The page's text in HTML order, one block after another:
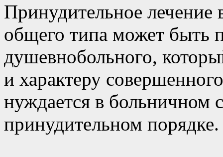
Принудительное лечение
общего типа может быть
душевнобольного,
и характеру
нуждается в больничном
принудительном порядке.